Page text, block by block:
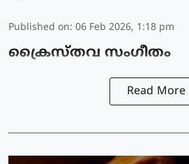
Published on: 06 Feb 2026, 1:18 pm
ക്രൈസ്തവ സംഗീതം
Read More